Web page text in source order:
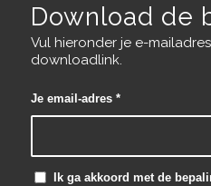
Download de
Vul hieronder je e-
downloadlink.
Je email-adres *
Ik ga akkoord met de